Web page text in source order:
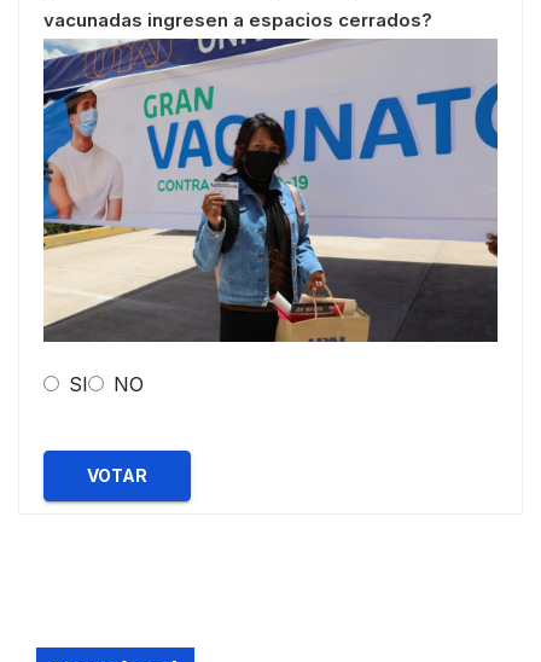
vacunadas ingresen a espacios cerrados?
SI NO
VOTAR